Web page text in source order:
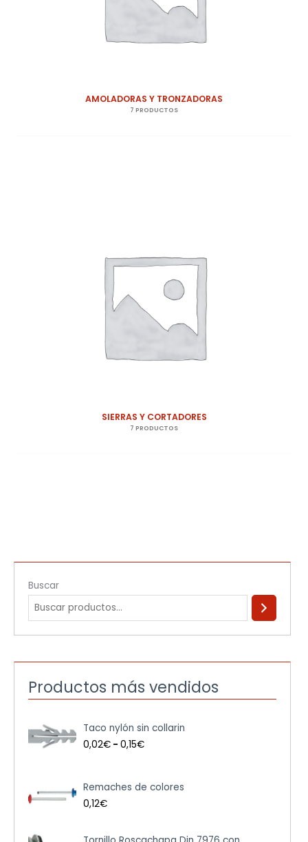
Buscar
Productos más vendidos
Taco nylón sin collarin
0,02€ - 0,15€
a
n
d
e
Remaches de colores
0,12€
R
AMOLADORAS Y TRONZADORAS
7 PRODUCTOS
SIERRAS Y CORTADORES
7 PRODUCTOS